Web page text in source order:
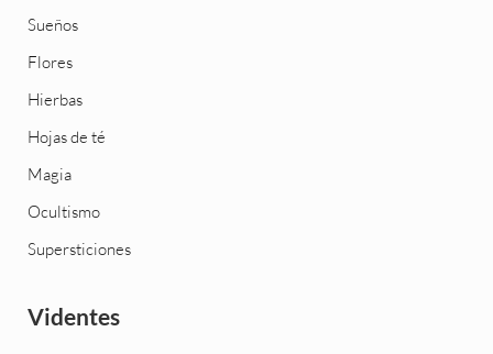
Sueños
Flores
Hierbas
Hojas de té
Magia
Ocultismo
Supersticiones
Videntes